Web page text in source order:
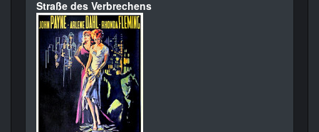
Straße des Verbrechens